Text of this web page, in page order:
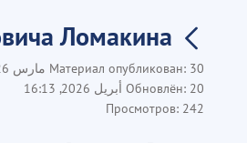
Ломакина
Материал опубликован: 30 مارس 2026, 16:12
Обновлён: 20 أبريل 2026, 16:13
Просмотров: 242